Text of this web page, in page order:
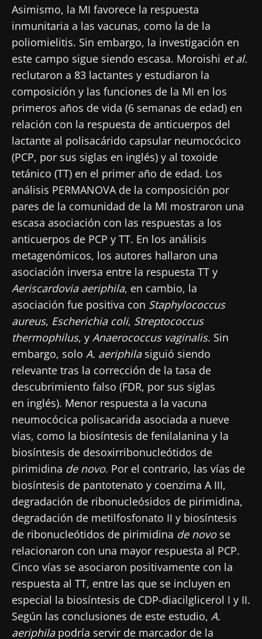
Asimismo, la MI favorece la respuesta
inmunitaria a las vacunas, como la de la
poliomielitis. Sin embargo, la investigación en
este campo sigue siendo escasa. Moroishi et al.
reclutaron a 83 lactantes y estudiaron la
composición y las funciones de la MI en los
primeros años de vida (6 semanas de edad) en
relación con la respuesta de anticuerpos del
lactante al polisacárido capsular neumocócico
(PCP, por sus siglas en inglés) y al toxoide
tetánico (TT) en el primer año de edad. Los
análisis PERMANOVA de la composición por
pares de la comunidad de la MI mostraron una
escasa asociación con las respuestas a los
anticuerpos de PCP y TT. En los análisis
metagenómicos, los autores hallaron una
asociación inversa entre la respuesta TT y
Aeriscardovia aeriphila, en cambio, la
asociación fue positiva con Staphylococcus
aureus, Escherichia coli, Streptococcus
thermophilus, y Anaerococcus vaginalis. Sin
embargo, solo A. aeriphilasiguió siendo
relevante tras la corrección de la tasa de
descubrimiento falso (FDR, por sus siglas
en inglés). Menor respuesta a la vacuna
neumocócica polisacarida asociada a nueve
vías, como la biosíntesis de fenilalanina y la
biosíntesis de desoxirribonucleótidos de
pirimidina de novo. Por el contrario, las vías de
biosíntesis de pantotenato y coenzima A III,
degradación de ribonucleósidos de pirimidina,
degradación de metilfosfonato II y biosíntesis
de ribonucleótidos de pirimidina de novose
relacionaron con una mayor respuesta al PCP.
Cinco vías se asociaron positivamente con la
respuesta al TT, entre las que se incluyen en
especial la biosíntesis de CDP-diacilglicerol I y II.
Según las conclusiones de este estudio, A.
aeriphilapodría servir de marcador de la